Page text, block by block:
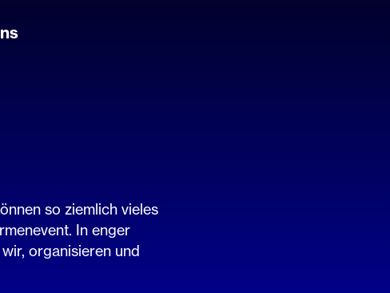
so ziemlich vieles
In enger
organisieren und